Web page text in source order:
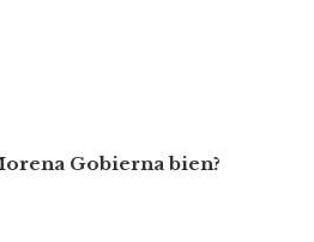
Gobierna bien?